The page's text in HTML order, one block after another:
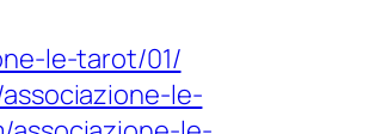
le-tarot/01/
le-